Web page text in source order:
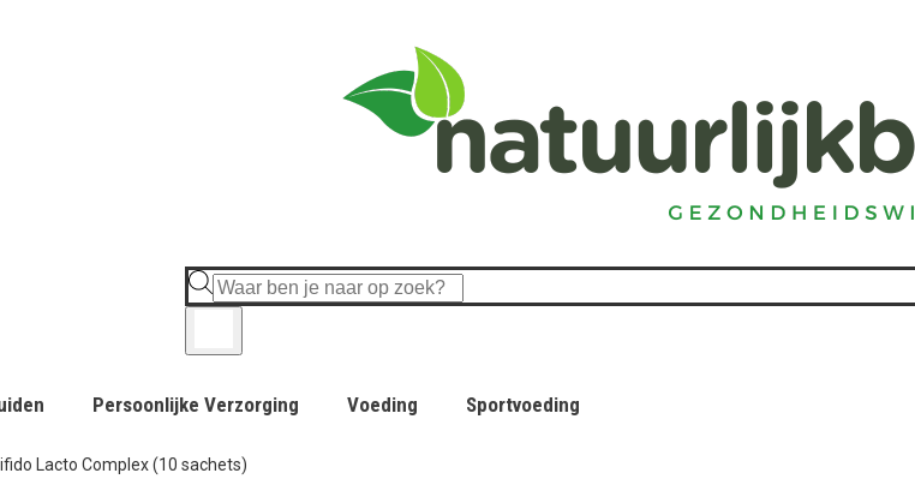
Persoonlijke Verzorging Voeding Sportvoeding
Lacto Complex (10 sachets)